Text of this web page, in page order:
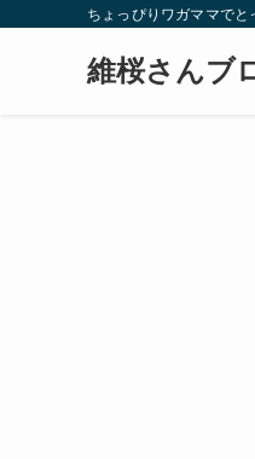
ちょっぴりワガママで
維桜さんブ